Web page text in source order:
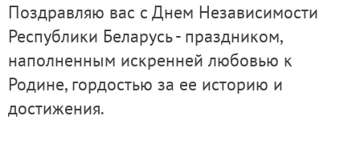
Поздравляю вас с Днем Независимости
Республики Беларусь - праздником,
наполненным искренней любовью к
Родине, гордостью за ее историю и
достижения.